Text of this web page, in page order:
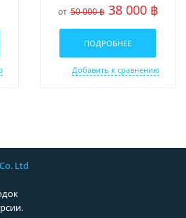
от 50 000 ฿ 38 000 ฿
ПОДРОБНЕЕ
Добавить к сравнению
Ltd